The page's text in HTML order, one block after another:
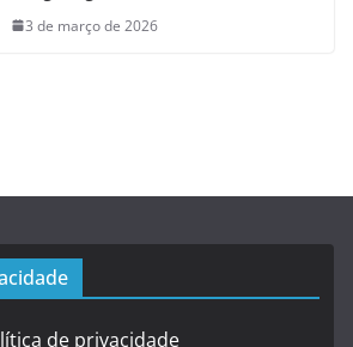
3 de março de 2026
de privacidade